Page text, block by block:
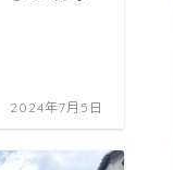
2024年7月5日